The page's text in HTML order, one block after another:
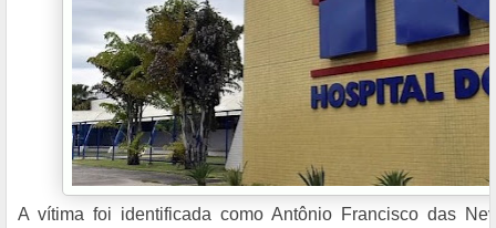
A vítima foi identificada como Antônio Francisco das